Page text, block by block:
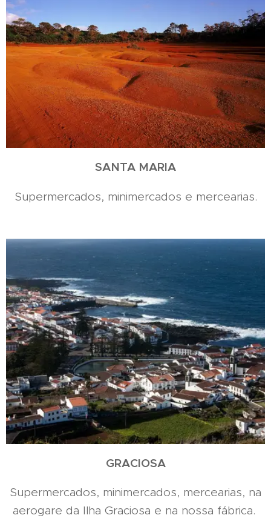
SANTA MARIA
Supermercados, minimercados e mercearias.
GRACIOSA
Supermercados, minimercados, mercearias, na
aerogare da Ilha Graciosa e na nossa fábrica.